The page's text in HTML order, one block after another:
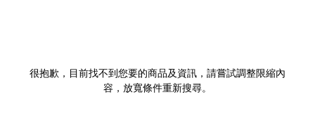
很抱歉，目前找不到您要的商品及資訊，請嘗試調整限縮內
容，放寬條件重新搜尋。